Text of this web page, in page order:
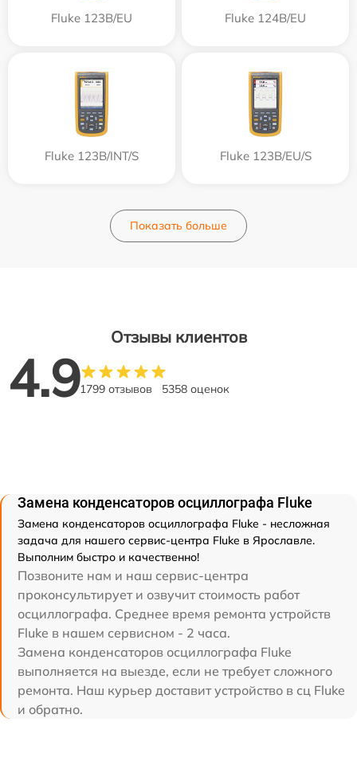
Fluke 123B/EU Fluke 124B/EU
Fluke 123B/INT/S Fluke 123B/EU/S
Показать больше
Отзывы клиентов
4.91799 отзывов 5358 оценок
Замена конденсаторов осциллографа Fluke
Замена конденсаторов осциллографа Fluke - несложная
задача для нашего сервис-центра Fluke в Ярославле.
Выполним быстро и качественно!
Позвоните нам и наш сервис-центра
проконсультирует и озвучит стоимость работ
осциллографа. Среднее время ремонта устройств
Fluke в нашем сервисном - 2 часа.
Замена конденсаторов осциллографа Fluke
выполняется на выезде, если не требует сложного
ремонта. Наш курьер доставит устройство в сц Fluke
и обратно.